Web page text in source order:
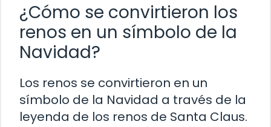
¿Cómo se convirtieron los
renos en un símbolo de la
Navidad?
Los renos se convirtieron en un
símbolo de la Navidad a través de la
leyenda de los renos de Santa Claus.